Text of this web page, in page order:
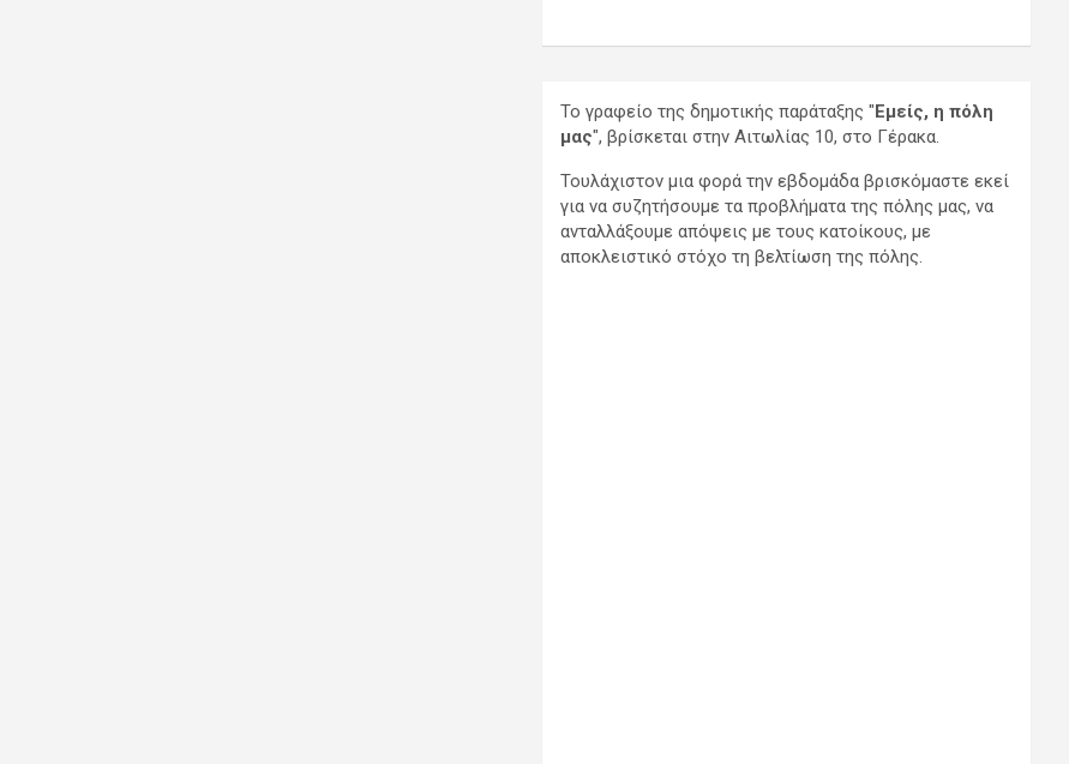
Το γραφείο της δημοτικής παράταξης " Εμείς, η πόλη
μας", βρίσκεται στην Αιτωλίας 10, στο Γέρακα.
Τουλάχιστον μια φορά την εβδομάδα βρισκόμαστε εκεί
για να συζητήσουμε τα προβλήματα της πόλης μας, να
ανταλλάξουμε απόψεις με τους κατοίκους, με
αποκλειστικό στόχο τη βελτίωση της πόλης.